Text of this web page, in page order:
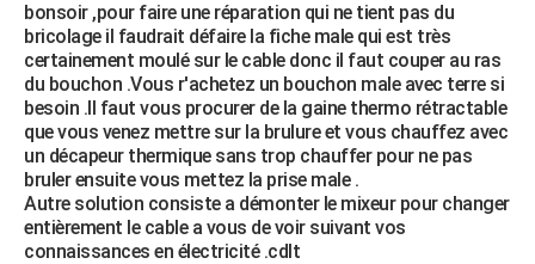
bonsoir ,pour faire une réparation qui ne tient pas du
bricolage il faudrait défaire la fiche male qui est très
certainement moulé sur le cable donc il faut couper au ras
du bouchon .Vous r'achetez un bouchon male avec terre si
besoin .Il faut vous procurer de la gaine thermo rétractable
que vous venez mettre sur la brulure et vous chauffez avec
un décapeur thermique sans trop chauffer pour ne pas
bruler ensuite vous mettez la prise male .
Autre solution consiste a démonter le mixeur pour changer
entièrement le cable a vous de voir suivant vos
connaissances en électricité .cdlt